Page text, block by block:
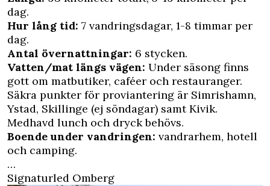
dag.
Hur lång tid: 7 vandringsdagar, 1-8 timmar per
dag.
Antal övernattningar: 6 stycken.
Vatten/mat längs vägen: Under säsong finns
gott om matbutiker, caféer och restauranger.
Säkra punkter för proviantering är Simrishamn,
Ystad, Skillinge (ej söndagar) samt Kivik.
Medhavd lunch och dryck behövs.
Boende under vandringen: vandrarhem, hotell
och camping.
…
Signaturled Omberg